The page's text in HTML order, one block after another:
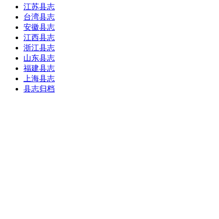
江苏县志
台湾县志
安徽县志
江西县志
浙江县志
山东县志
福建县志
上海县志
县志归档